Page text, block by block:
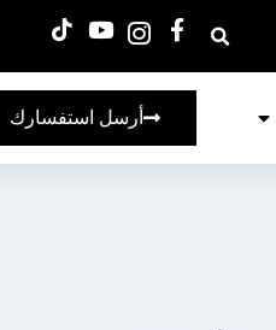
أرسل استفسارك